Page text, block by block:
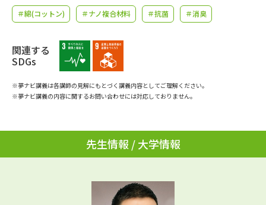
ユーザーサポート
Ｑ＆Ａ よくあるご質問
資料の料金の
テレメール
テレメール進学カタログ
訂正のご案内
＃綿(コットン) ＃ナノ複合材料 ＃抗菌 ＃消臭
関連する
SDGs
※夢ナビ講義は各講師の見解にもとづく講義内容としてご理解ください。
※夢ナビ講義の内容に関するお問い合わせには対応しておりません。
先生情報 / 大学情報